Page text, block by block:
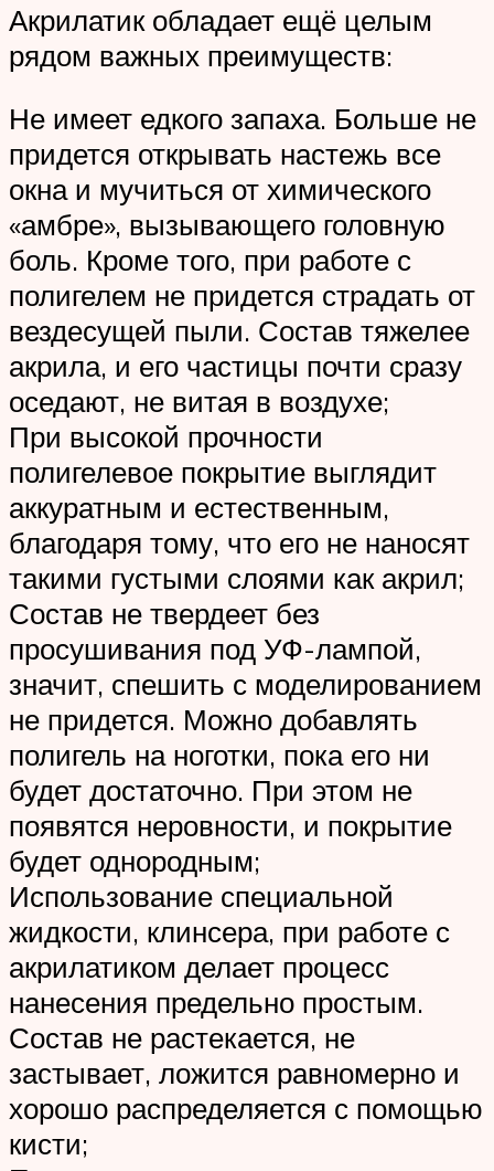
Акрилатик обладает ещё целым
рядом важных преимуществ:
Не имеет едкого запаха. Больше не
придется открывать настежь все
окна и мучиться от химического
«амбре», вызывающего головную
боль. Кроме того, при работе с
полигелем не придется страдать от
вездесущей пыли. Состав тяжелее
акрила, и его частицы почти сразу
оседают, не витая в воздухе;
При высокой прочности
полигелевое покрытие выглядит
аккуратным и естественным,
благодаря тому, что его не наносят
такими густыми слоями как акрил;
Состав не твердеет без
просушивания под УФ-лампой,
значит, спешить с моделированием
не придется. Можно добавлять
полигель на ноготки, пока его ни
будет достаточно. При этом не
появятся неровности, и покрытие
будет однородным;
Использование специальной
жидкости, клинсера, при работе с
акрилатиком делает процесс
нанесения предельно простым.
Состав не растекается, не
застывает, ложится равномерно и
хорошо распределяется с помощью
кисти;